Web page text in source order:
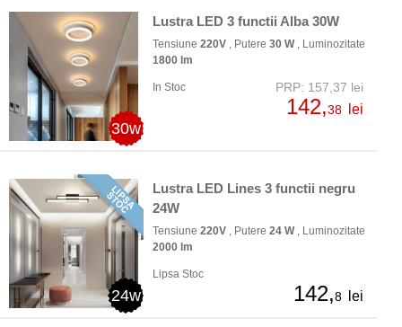
30w
Lustra LED 3 functii Alba 30W
Tensiune 220V , Putere 30 W, Luminozitate
1800 lm
In Stoc PRP: 157,37 lei
142,38 lei
24w
Lustra LED Lines 3 functii negru
24W
Tensiune 220V , Putere 24 W, Luminozitate
2000 lm
Lipsa Stoc
142,8 lei